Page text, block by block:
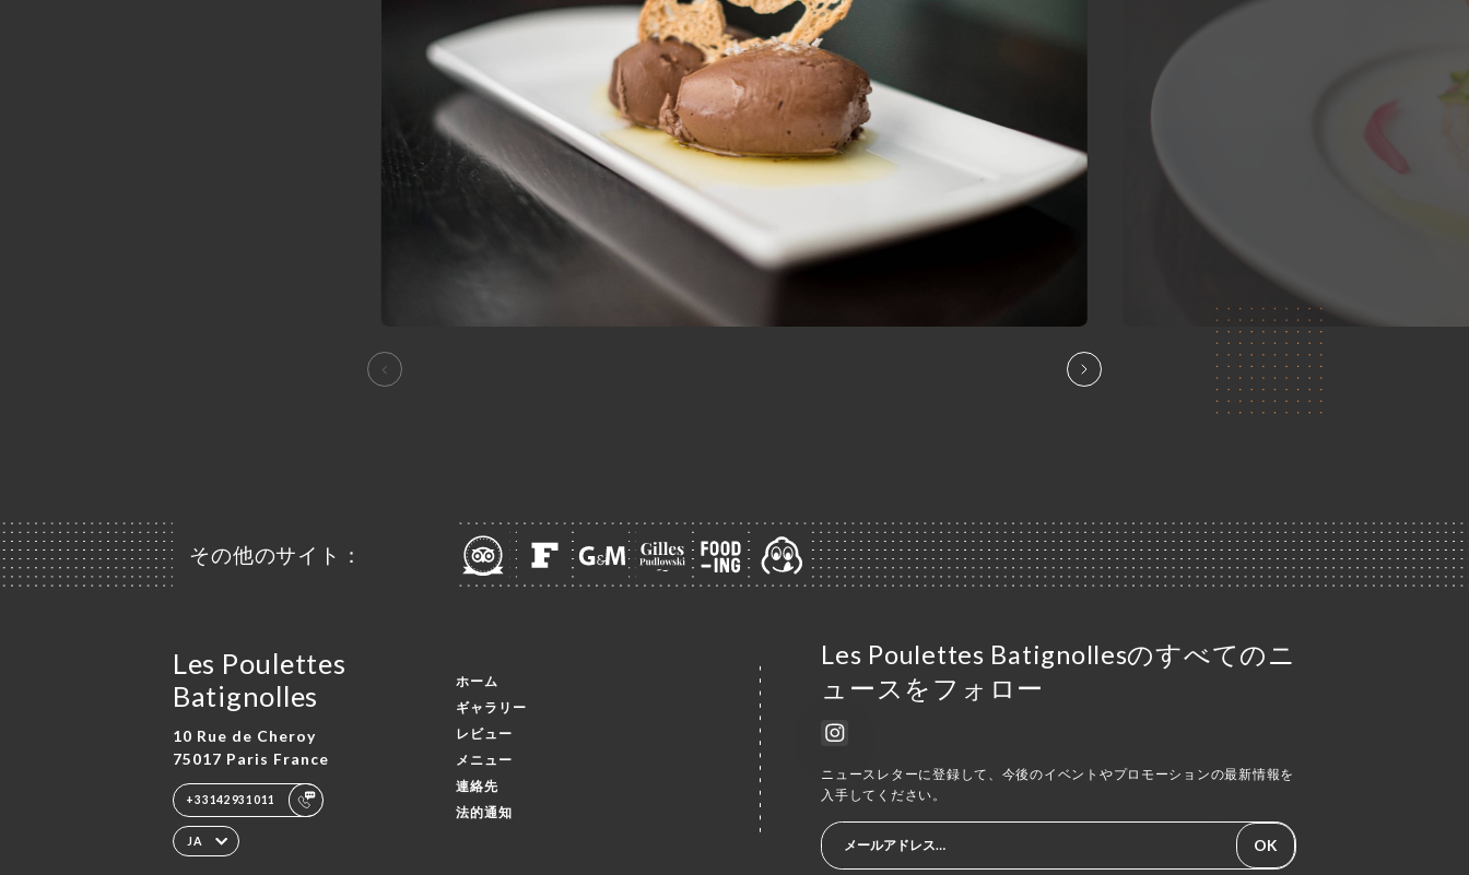
その他のサイト：
Les Poulettes
Batignolles
10 Rue de Cheroy
75017 Paris France
+33142931011
JA
ホーム
ギャラリー
レビュー
メニュー
連絡先
法的通知
Les Poulettes Batignollesのすべてのニ
ュースをフォロー
ニュースレターに登録して、今後のイベントやプロモーションの最新情報を
入手してください。
OK